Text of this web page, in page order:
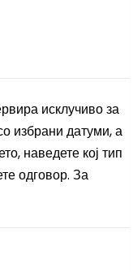
исклучиво за
избрани датуми, а
наведете кој тип
одговор. За